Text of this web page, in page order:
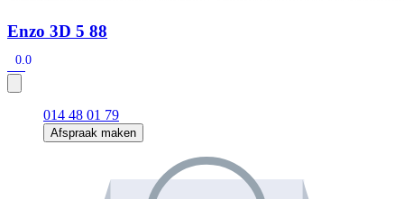
Enzo 3D 5 88
0.0
014 48 01 79
Afspraak maken